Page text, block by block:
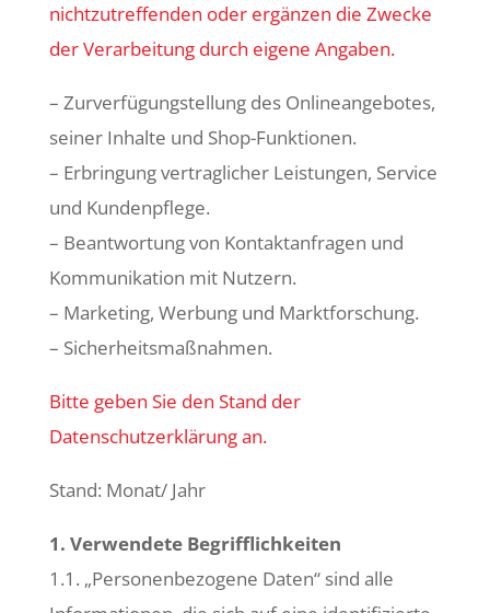
nichtzutreffenden oder ergänzen die Zwecke
der Verarbeitung durch eigene Angaben.
– Zurverfügungstellung des Onlineangebotes,
seiner Inhalte und Shop-Funktionen.
– Erbringung vertraglicher Leistungen, Service
und Kundenpflege.
– Beantwortung von Kontaktanfragen und
Kommunikation mit Nutzern.
– Marketing, Werbung und Marktforschung.
– Sicherheitsmaßnahmen.
Bitte geben Sie den Stand der
Datenschutzerklärung an.
Stand: Monat/ Jahr
1. Verwendete Begrifflichkeiten
1.1. „Personenbezogene Daten“ sind alle